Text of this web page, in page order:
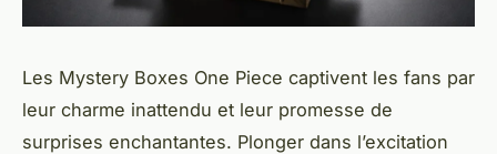
Les Mystery Boxes One Piece captivent les fans par
leur charme inattendu et leur promesse de
surprises enchantantes. Plonger dans l’excitation